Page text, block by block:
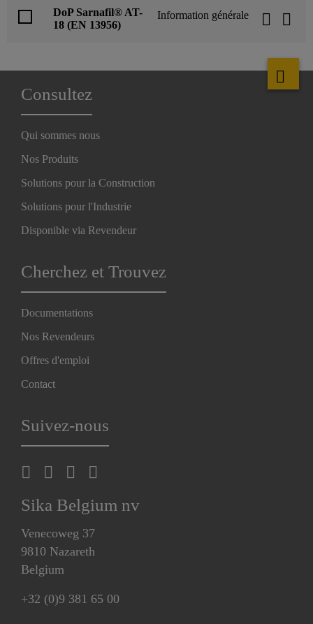
DoP Sarnafil® AT-
18 (EN 13956)
Information générale
Consultez
Qui sommes nous
Nos Produits
Solutions pour la Construction
Solutions pour l'Industrie
Disponible via Revendeur
Cherchez et Trouvez
Documentations
Nos Revendeurs
Offres d'emploi
Contact
Suivez-nous
Sika Belgium nv
Venecoweg 37
9810 Nazareth
Belgium
+32 (0)9 381 65 00